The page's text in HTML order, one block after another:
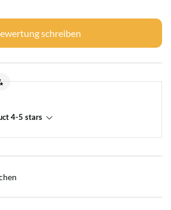
schreiben
4-5 stars